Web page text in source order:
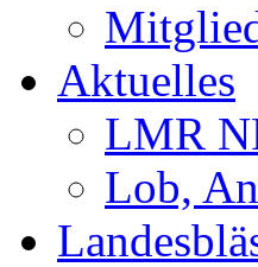
Aktuelles
LMR
Lob,